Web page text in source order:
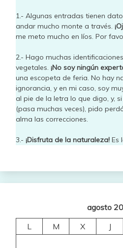
1.- Algunas entradas tienen
andar mucho monte a través.
me meto mucho en líos. Por
2.- Hago muchas
vegetales. ¡No soy ningún
una escopeta de feria. No hay
ignorancia, y en mi caso, soy
al pie de la letra lo que digo, y,
(pasa muchas veces), pido
alma las correcciones.
3.- ¡Disfruta de la naturaleza! Es
agosto
L
M X J